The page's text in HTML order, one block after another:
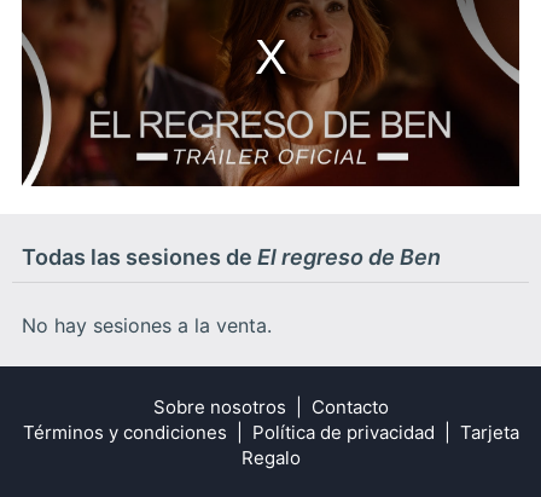
Todas las sesiones de El regreso de Ben
No hay sesiones a la venta.
Sobre nosotros
Contacto
Términos y condiciones
Política de privacidad
Tarjeta
Regalo